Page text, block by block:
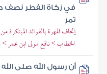
في زكاة الفطر نصف
تمر
إتحاف المهرة بالفوائد
الخطاب > نافع مولى ابن عمر
أن رسول الله صلى